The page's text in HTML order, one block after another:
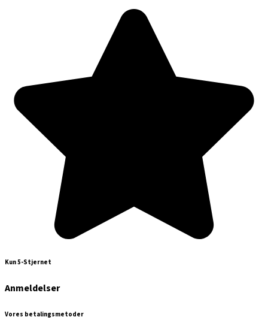
Kun 5-Stjernet
Anmeldelser
Vores betalingsmetoder